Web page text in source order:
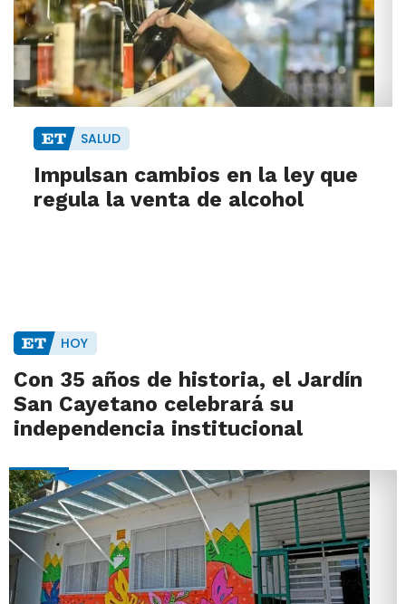
SALUD
Impulsan cambios en la ley que
regula la venta de alcohol
HOY
Con 35 años de historia, el Jardín
San Cayetano celebrará su
independencia institucional